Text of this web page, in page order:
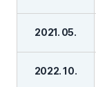
2021. 05.
2022. 10.